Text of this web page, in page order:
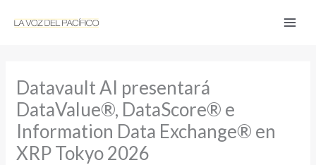
Datavault AI presentará
DataValue®, DataScore® e
Information Data Exchange® en
XRP Tokyo 2026